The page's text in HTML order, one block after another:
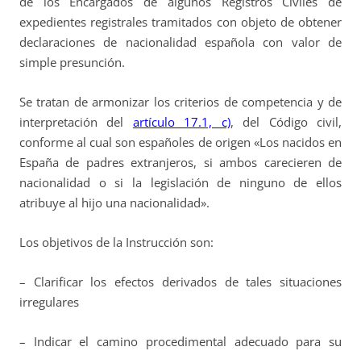
expedientes registrales tramitados con objeto de obtener
declaraciones de nacionalidad española con valor de
simple presunción.
Se tratan de armonizar los criterios de competencia y de
interpretación del artículo 17.1, c), del Código civil,
conforme al cual son españoles de origen «Los nacidos en
España de padres extranjeros, si ambos carecieren de
nacionalidad o si la legislación de ninguno de ellos
atribuye al hijo una nacionalidad».
Los objetivos de la Instrucción son:
– Clarificar los efectos derivados de tales situaciones
irregulares
– Indicar el camino procedimental adecuado para su